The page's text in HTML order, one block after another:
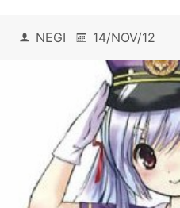
NEGI 14/NOV/12